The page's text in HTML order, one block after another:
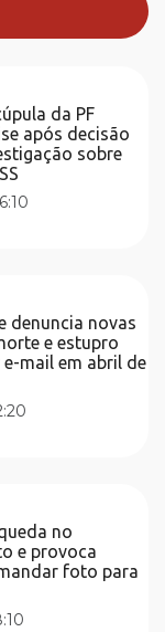
da PF
após decisão
sobre
denuncia novas
e estupro
mail em abril de
no
e provoca
foto para